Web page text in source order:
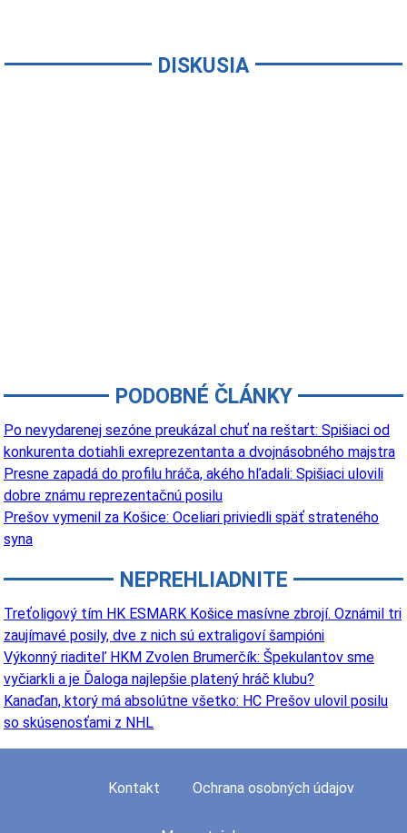
DISKUSIA
PODOBNÉ ČLÁNKY
Po nevydarenej sezóne preukázal chuť na reštart: Spišiaci od
konkurenta dotiahli exreprezentanta a dvojnásobného majstra
Presne zapadá do profilu hráča, akého hľadali: Spišiaci ulovili
dobre známu reprezentačnú posilu
Prešov vymenil za Košice: Oceliari priviedli späť strateného
syna
NEPREHLIADNITE
Treťoligový tím HK ESMARK Košice masívne zbrojí. Oznámil tri
zaujímavé posily, dve z nich sú extraligoví šampióni
Výkonný riaditeľ HKM Zvolen Brumerčík: Špekulantov sme
vyčiarkli a je Ďaloga najlepšie platený hráč klubu?
Kanaďan, ktorý má absolútne všetko: HC Prešov ulovil posilu
so skúsenosťami z NHL
Kontakt Ochrana osobných údajov